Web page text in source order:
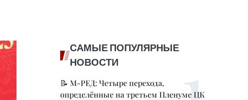
САМЫЕ ПОПУЛЯРНЫЕ
НОВОСТИ
📝 М-РЕД: Четыре перехода,
определённые на третьем Пленуме ЦК